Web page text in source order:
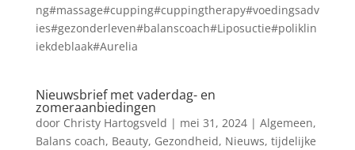
ng#massage#cupping#cuppingtherapy#voedingsadv
ies#gezonderleven#balanscoach#Liposuctie#poliklin
iekdeblaak#Aurelia
Nieuwsbrief met vaderdag- en
zomeraanbiedingen
door Christy Hartogsveld | mei 31, 2024| Algemeen,
Balans coach, Beauty, Gezondheid, Nieuws, tijdelijke